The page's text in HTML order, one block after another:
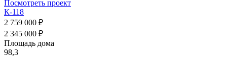
Посмотреть проект
К-118
2 759 000 ₽
2 345 000 ₽
Площадь дома
98,3